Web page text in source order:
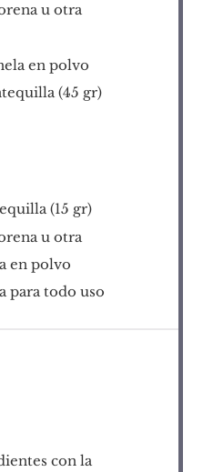
u otra
en polvo
(45 gr)
(15 gr)
u otra
en polvo
para todo uso
con la